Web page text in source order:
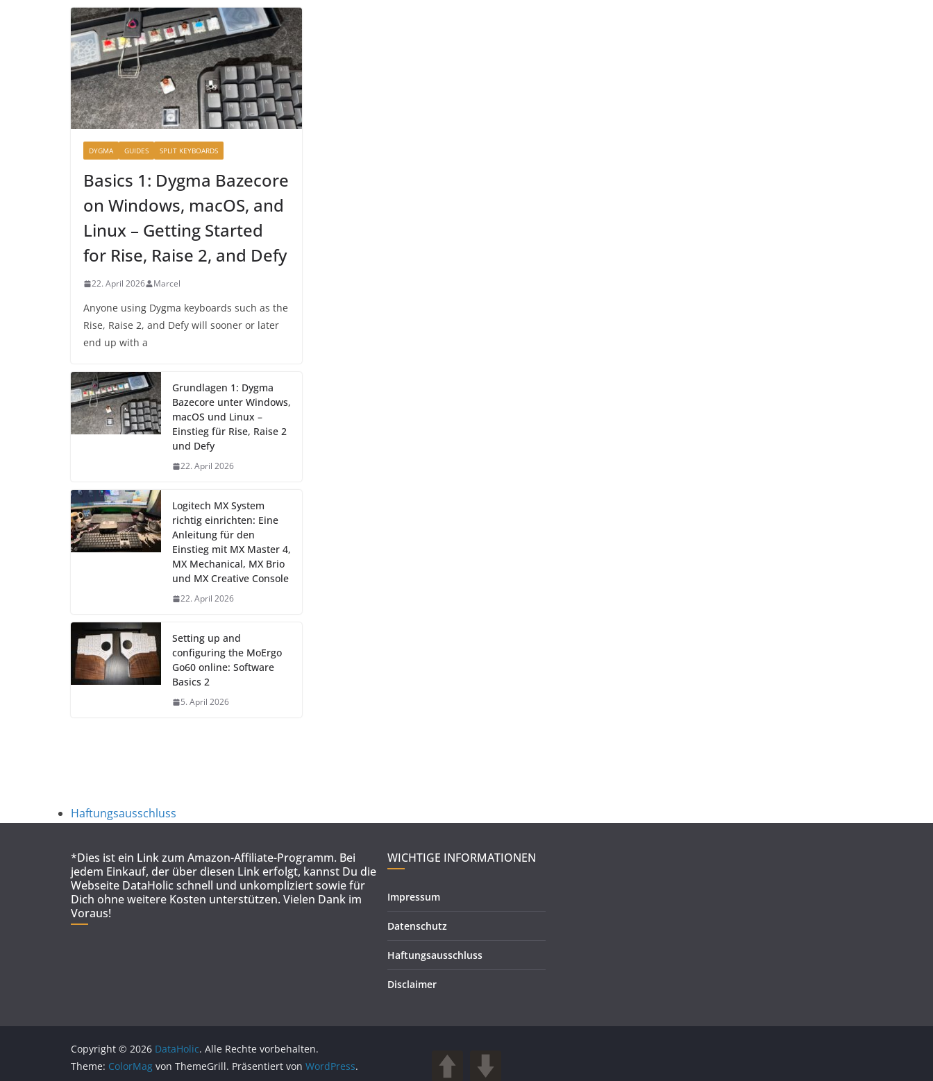
DYGMA GUIDES SPLIT KEYBOARDS
Basics 1: Dygma Bazecore
on Windows, macOS, and
Linux – Getting Started
for Rise, Raise 2, and Defy
22. April 2026 Marcel
Anyone using Dygma keyboards such as the
Rise, Raise 2, and Defy will sooner or later
end up with a
Grundlagen 1: Dygma
Bazecore unter Windows,
macOS und Linux –
Einstieg für Rise, Raise 2
und Defy
22. April 2026
Logitech MX System
richtig einrichten: Eine
Anleitung für den
Einstieg mit MX Master 4,
MX Mechanical, MX Brio
und MX Creative Console
22. April 2026
Setting up and
configuring the MoErgo
Go60 online: Software
Basics 2
5. April 2026
Haftungsausschluss
*Dies ist ein Link zum Amazon-Affiliate-Programm. Bei
jedem Einkauf, der über diesen Link erfolgt, kannst Du die
Webseite DataHolic schnell und unkompliziert sowie für
Dich ohne weitere Kosten unterstützen. Vielen Dank im
Voraus!
WICHTIGE INFORMATIONEN
Impressum
Datenschutz
Haftungsausschluss
Disclaimer
Copyright © 2026 DataHolic. Alle Rechte vorbehalten.
Theme: ColorMag von ThemeGrill. Präsentiert von WordPress.